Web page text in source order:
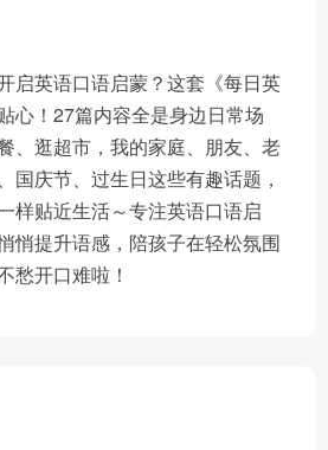
启英语口语启蒙？这套《每日英
心！27篇内容全是身边日常场
逛超市，我的家庭、朋友、老
国庆节、过生日这些有趣话题，
样贴近生活～专注英语口语启
悄提升语感，陪孩子在轻松氛围
愁开口难啦！